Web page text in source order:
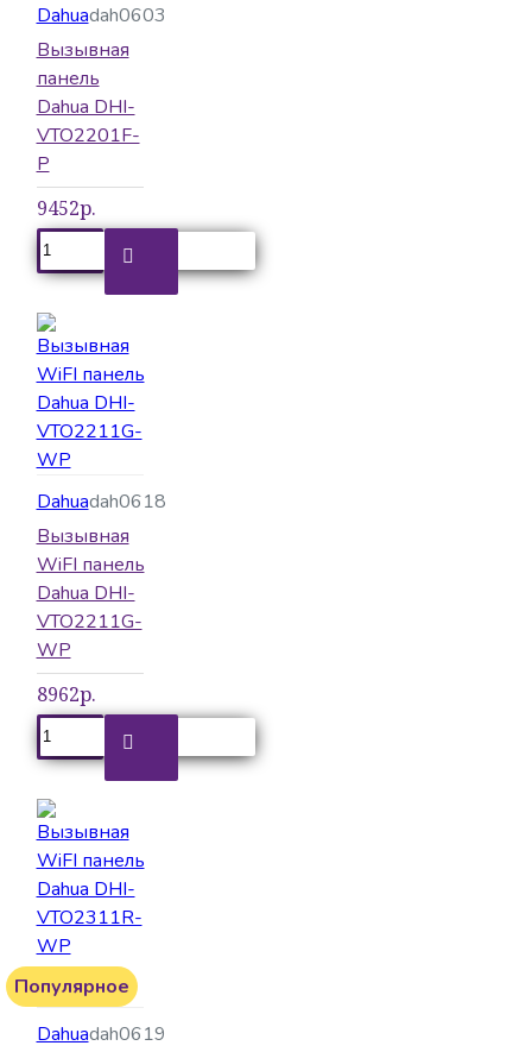
Dahuadah0603
Вызывная
панель
Dahua DHI-
VTO2201F-
P
9452р.
Dahuadah0618
Вызывная
WiFI панель
Dahua DHI-
VTO2211G-
WP
8962р.
Популярное
Dahuadah0619